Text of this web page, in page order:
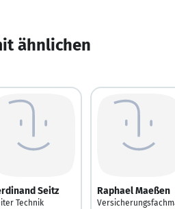
ähnlichen
Seitz
Technik
Raphael Maeßen